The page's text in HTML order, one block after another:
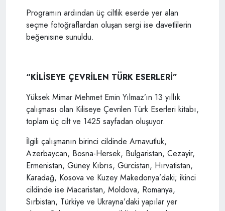
Programın ardından üç ciltlik eserde yer alan
seçme fotoğraflardan oluşan sergi ise davetlilerin
beğenisine sunuldu.
“KİLİSEYE ÇEVRİLEN TÜRK ESERLERİ”
Yüksek Mimar Mehmet Emin Yılmaz’ın 13 yıllık
çalışması olan Kiliseye Çevrilen Türk Eserleri kitabı,
toplam üç cilt ve 1425 sayfadan oluşuyor.
İlgili çalışmanın birinci cildinde Arnavutluk,
Azerbaycan, Bosna-Hersek, Bulgaristan, Cezayir,
Ermenistan, Güney Kıbrıs, Gürcistan, Hırvatistan,
Karadağ, Kosova ve Kuzey Makedonya’daki; ikinci
cildinde ise Macaristan, Moldova, Romanya,
Sırbistan, Türkiye ve Ukrayna’daki yapılar yer